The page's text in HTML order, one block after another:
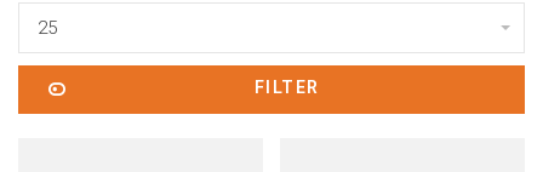
25
FILTER